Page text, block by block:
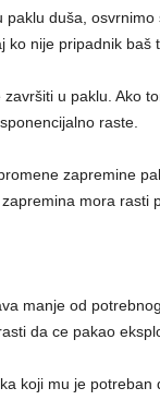
paklu duša,
ko nije pripadnik baš
u paklu. Ako
raste.
zapremine
mora rasti
manje od
da ce pakao
koji mu je